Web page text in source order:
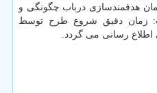
هدفمندسازی درباب چگونگی و
زمان دقیق شروع طرح توسط
اطلاع رسانی می گردد.